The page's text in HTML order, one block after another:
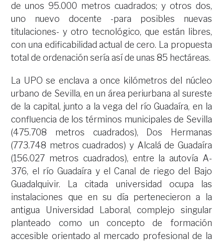
de unos 95.000 metros cuadrados; y otros dos,
uno nuevo docente -para posibles nuevas
titulaciones- y otro tecnológico, que están libres,
con una edificabilidad actual de cero. La propuesta
total de ordenación sería así de unas 85 hectáreas.
La UPO se enclava a once kilómetros del núcleo
urbano de Sevilla, en un área periurbana al sureste
de la capital, junto a la vega del río Guadaíra, en la
confluencia de los términos municipales de Sevilla
(475.708 metros cuadrados), Dos Hermanas
(773.748 metros cuadrados) y Alcalá de Guadaíra
(156.027 metros cuadrados), entre la autovía A-
376, el río Guadaíra y el Canal de riego del Bajo
Guadalquivir. La citada universidad ocupa las
instalaciones que en su día pertenecieron a la
antigua Universidad Laboral, complejo singular
planteado como un concepto de formación
accesible orientado al mercado profesional de la